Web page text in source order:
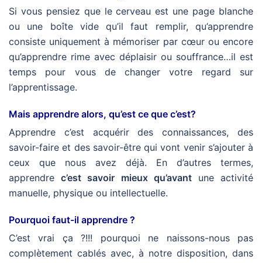
Si vous pensiez que le cerveau est une page blanche
ou une boîte vide qu’il faut remplir, qu’apprendre
consiste uniquement à mémoriser par cœur ou encore
qu’apprendre rime avec déplaisir ou souffrance…il est
temps pour vous de changer votre regard sur
l’apprentissage.
Mais apprendre alors, qu’est ce que c’est?
Apprendre c’est acquérir des connaissances, des
savoir-faire et des savoir-être qui vont venir s’ajouter à
ceux que nous avez déjà. En d’autres termes,
apprendrec’est savoir mieux qu’avantune activité
manuelle, physique ou intellectuelle.
Pourquoi faut-il apprendre ?
C’est vrai ça ?!!! pourquoi ne naissons-nous pas
complètement cablés avec, à notre disposition, dans